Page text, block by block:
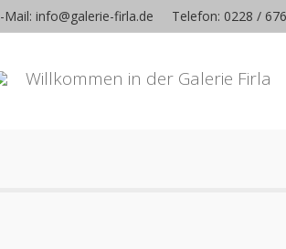
Mail: info@galerie-firla.de Telefon: 0228 /
Willkommen in der Galerie Firla